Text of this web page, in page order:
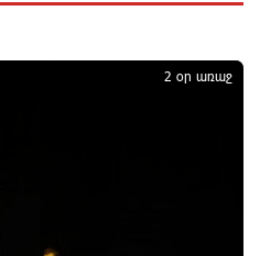
​​պաշտոնյային կաշառելու
է ձերբակալվել
Հայաստանի
կառավարումը.
2 օր առաջ